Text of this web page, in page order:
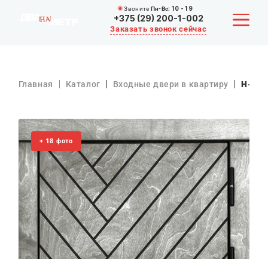
Звоните Пн-Вс: 10 - 19
+375 (29) 200-1-002
Заказать звонок сейчас
КАТАЛОГ
АКЦИИ
О КОМПАНИИ
ОПЛАТА И РАССРОЧКА
ДОСТАВКА
СТАТЬИ
Главная Каталог Входные двери в квартиру Н-91
+ 18 фото